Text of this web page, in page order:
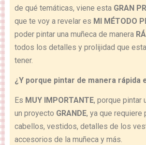
de qué temáticas, viene esta GRAN
que te voy a revelar es MI MÉTODO
poder pintar una muñeca de manera
todos los detalles y prolijidad que
tener.
¿Y porque pintar de manera rápida
Es MUY IMPORTANTE, porque pintar
un proyecto GRANDE, ya que requiere
cabellos, vestidos, detalles de los
accesorios de la muñeca y más.